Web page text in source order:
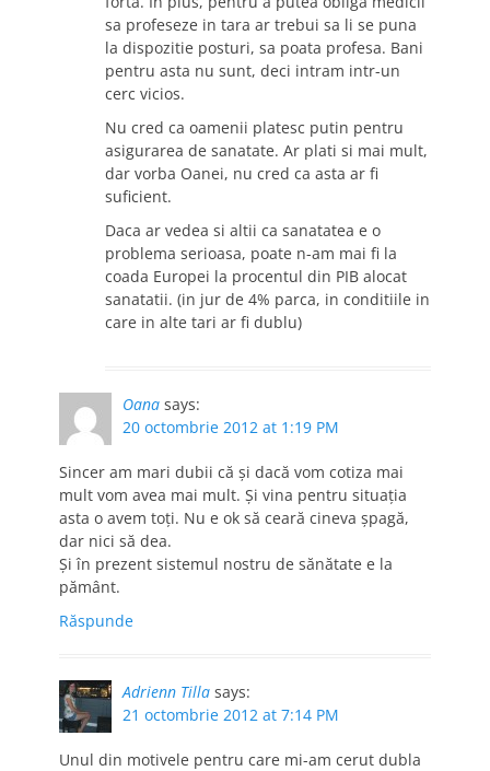
sa profeseze in tara ar trebui sa li se puna
la dispozitie posturi, sa poata profesa. Bani
pentru asta nu sunt, deci intram intr-un
cerc vicios.
Nu cred ca oamenii platesc putin pentru
asigurarea de sanatate. Ar plati si mai mult,
dar vorba Oanei, nu cred ca asta ar fi
suficient.
Daca ar vedea si altii ca sanatatea e o
problema serioasa, poate n-am mai fi la
coada Europei la procentul din PIB alocat
sanatatii. (in jur de 4% parca, in conditiile in
care in alte tari ar fi dublu)
Oana says:
20 octombrie 2012 at 1:19 PM
Sincer am mari dubii că și dacă vom cotiza mai
mult vom avea mai mult. Și vina pentru situația
asta o avem toți. Nu e ok să ceară cineva șpagă,
dar nici să dea.
Și în prezent sistemul nostru de sănătate e la
pământ.
Răspunde
Adrienn Tilla says:
21 octombrie 2012 at 7:14 PM
Unul din motivele pentru care mi-am cerut dubla